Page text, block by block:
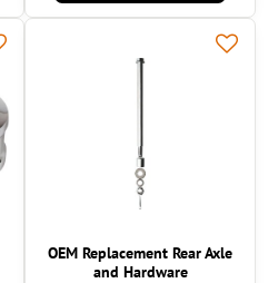
OEM Replacement Rear Axle
and Hardware